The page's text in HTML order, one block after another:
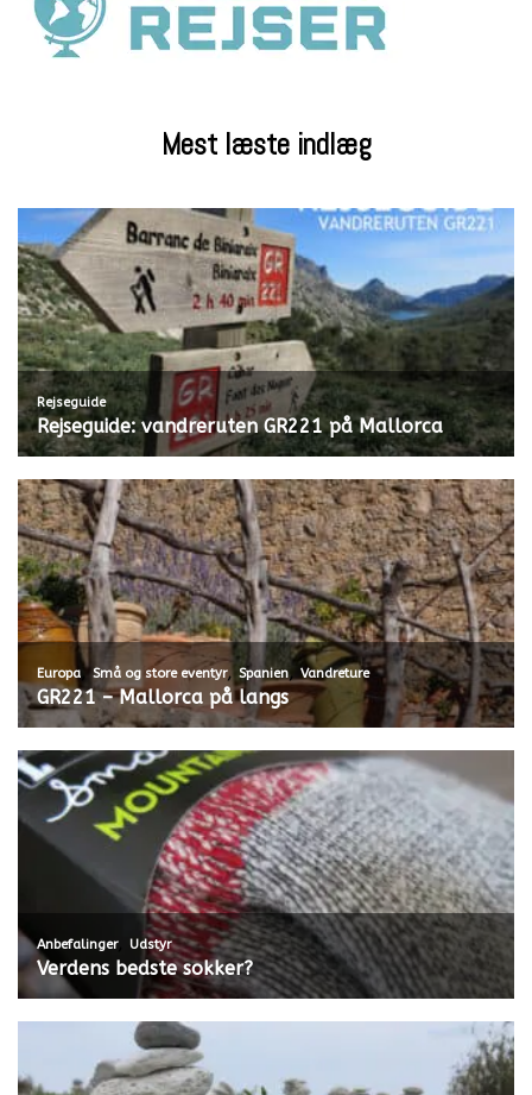
Mest læste indlæg
Rejseguide
Rejseguide: vandreruten GR221 på Mallorca
Europa, Små og store eventyr, Spanien, Vandreture
GR221 – Mallorca på langs
Anbefalinger, Udstyr
Verdens bedste sokker?